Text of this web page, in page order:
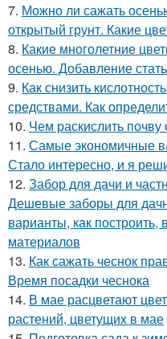
7. Можно ли сажать
открытый грунт. Какие
8. Какие многолетние
осенью. Добавление
9. Как снизить
средствами. Как
10. Чем раскислить
11. Самые экономичные
Стало интересно, и я
12. Забор для дачи и
Дешевые заборы для
варианты, как
материалов
13. Как сажать чеснок
Время посадки чеснока
14. В мае расцветают
растений, цветущих в мае